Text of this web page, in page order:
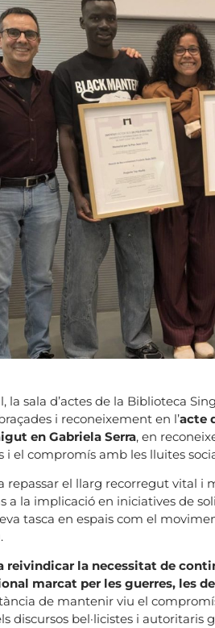
la sala d’actes de la Biblioteca
i reconeixement en l’acte
en Gabriela Serra, en
i el compromís amb les lluites
repassar el llarg recorregut vital
a la implicació en iniciatives de
tasca en espais com el
reivindicar la necessitat de
marcat per les guerres, les
de mantenir viu el
discursos bel·licistes i autoritaris